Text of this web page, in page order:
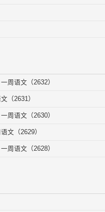
周语文（2632）
（2631）
周语文（2630）
文（2629）
周语文（2628）